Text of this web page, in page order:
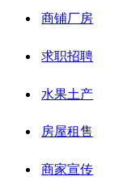
商铺厂房
求职招聘
水果土产
房屋租售
商家宣传